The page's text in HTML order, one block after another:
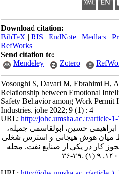
BibTeX|RIS|
Mendeley
Vosoughi S,
Relationship
Safety Behavior
Industries. johe
URL:http://
جمیله،
و استرس شغلی
نفت. مجله